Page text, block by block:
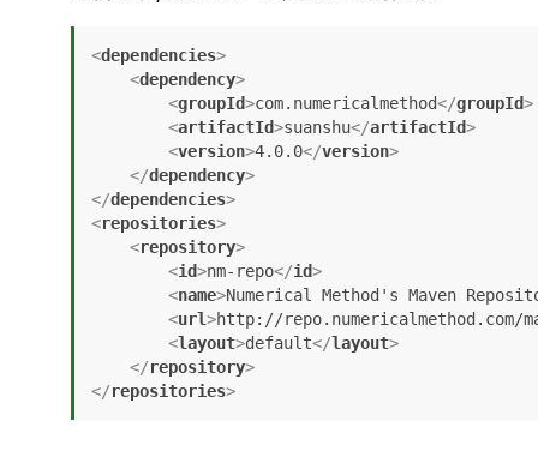
<dependencies>
<dependency>
<groupId>com.numericalmethod</groupId>
<artifactId>suanshu</artifactId>
<version>4.0.0</version>
</dependency>
</dependencies>
<repositories>
<repository>
<id>nm-repo</id>
<name>Numerical Method's Maven
<url>http://repo.numericalmethod.com/
<layout>default</layout>
</repository>
</repositories>